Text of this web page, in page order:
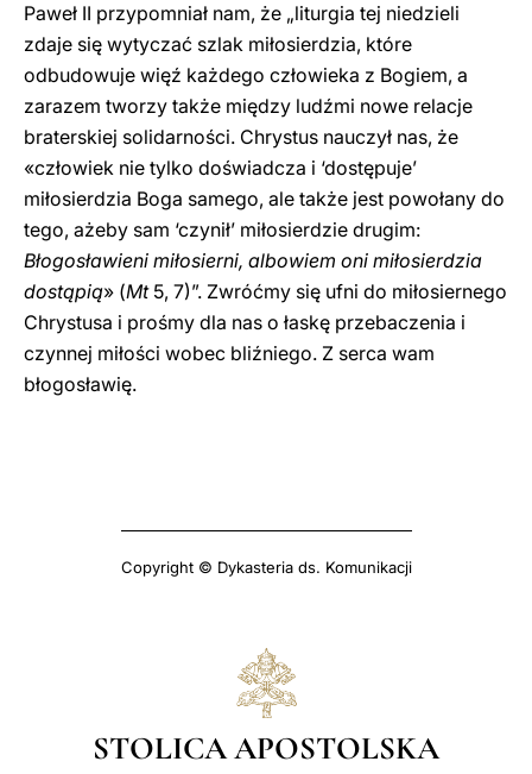
Paweł II przypomniał nam, że „liturgia tej niedzieli
zdaje się wytyczać szlak miłosierdzia, które
odbudowuje więź każdego człowieka z Bogiem, a
zarazem tworzy także między ludźmi nowe relacje
braterskiej solidarności. Chrystus nauczył nas, że
«człowiek nie tylko doświadcza i ‘dostępuje’
miłosierdzia Boga samego, ale także jest powołany do
tego, ażeby sam ‘czynił’ miłosierdzie drugim:
Błogosławieni miłosierni, albowiem oni miłosierdzia
dostąpią» (Mt5, 7)”. Zwróćmy się ufni do miłosiernego
Chrystusa i prośmy dla nas o łaskę przebaczenia i
czynnej miłości wobec bliźniego. Z serca wam
błogosławię.
Copyright © Dykasteria ds. Komunikacji
STOLICA APOSTOLSKA